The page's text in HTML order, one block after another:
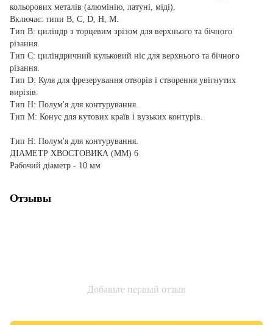
кольорових металів (алюмінію, латуні, міді).
Включає: типи B, C, D, H, M.
Тип B: циліндр з торцевим зрізом для верхнього та бічного
різання.
Тип C: циліндричний кульковий ніс для верхнього та бічного
різання.
Тип D: Куля для фрезерування отворів і створення увігнутих
вирізів.
Тип H: Полум'я для контурування.
Тип M: Конус для кутових країв і вузьких контурів.
Тип H: Полум'я для контурування.
ДІАМЕТР ХВОСТОВИКА (ММ) 6
Рабочий діаметр - 10 мм
Отзывы
Добавьте первый отзыв